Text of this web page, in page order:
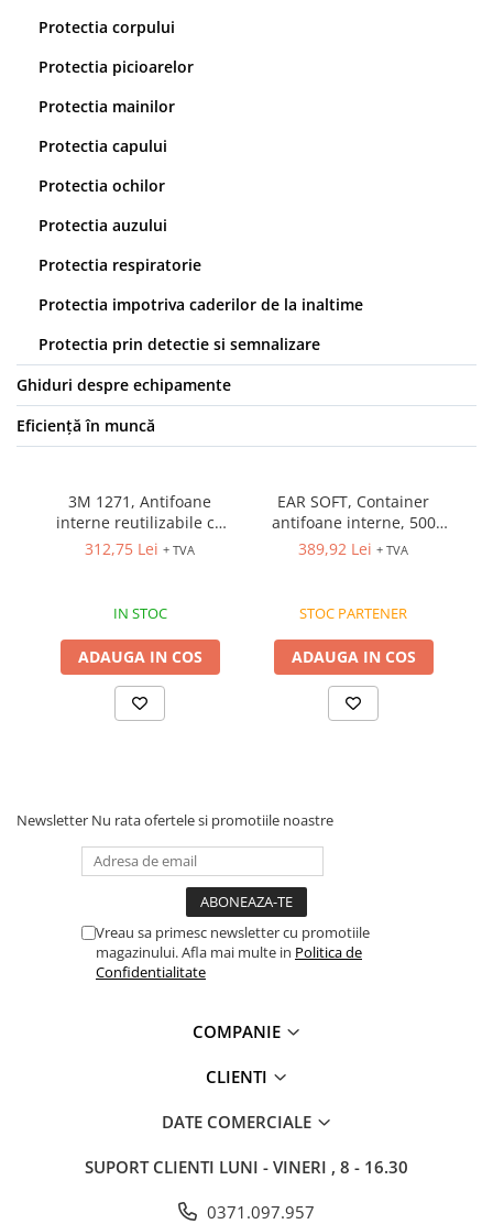
Sandale de protecție S1
Sandale de protecție S1P
Accesorii încălțăminte
Mănuși de protecție
Protecție mecanică
Protecție tăiere
Protecție sudură
Protecție termică (căldură)
Protecție termică (frig)
Anti-vibrații
Protecție descărcări electrostatice
(ESD)
Electroizolante
Riscuri minime
Mânecuțe (Cotiere)
Ochelari de protecție
Măști și geamuri de sudură
Antifoane externe clasice
Antifoane externe cu prindere pe
casca de protecție
Antifoane interne de unică
Antifoane interne reutilizabile
PROTECȚIE RESPIRATORIE
Protecție respiratorie de unică
Măști integrale reutilizabile
Semi-măști reutilizabile
Protectia corpului
Protectia picioarelor
Protectia mainilor
Protectia capului
Protectia ochilor
Protectia auzului
Protectia respiratorie
Protectia impotriva caderilor de la inaltime
Protectia prin detectie si semnalizare
Ghiduri despre echipamente
Eficiență în muncă
3M 1271, Antifoane
interne reutilizabile cu
snur, SNR 26 DB
312,75 Lei + TVA
IN STOC
ADAUGA IN COS
EAR SOFT, Container
antifoane interne, 500
per
389,92 Lei + TVA
STOC PARTENER
ADAUGA IN COS
Newsletter Nu rata ofertele si promotiile noastre
Vreau sa primesc newsletter cu promotiile
magazinului. Afla mai multe in Politica de
Confidentialitate
COMPANIE
CLIENTI
DATE COMERCIALE
SUPORT CLIENTI LUNI - VINERI , 8 - 16.30
0371.097.957